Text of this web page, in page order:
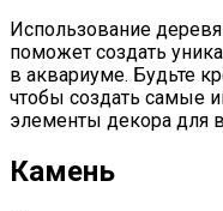
Использование
поможет создать
в аквариуме. Будьте
чтобы создать самые
элементы декора для
Камень